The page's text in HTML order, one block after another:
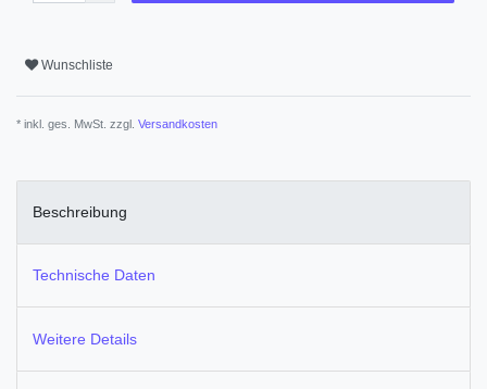
Wunschliste
* inkl. ges. MwSt. zzgl. Versandkosten
Beschreibung
Technische Daten
Weitere Details